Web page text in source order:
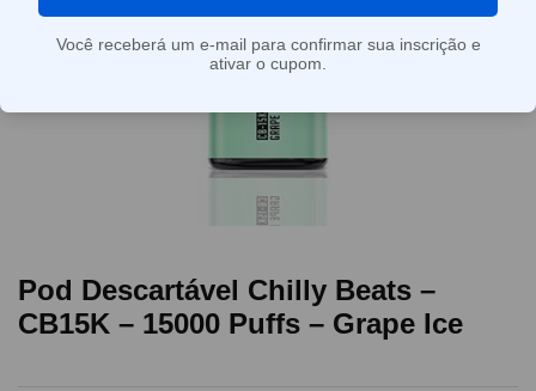
Pod Descartável Chilly Beats –
CB15K – 15000 Puffs – Grape Ice
Você receberá um e-mail para confirmar sua inscrição e
ativar o cupom.